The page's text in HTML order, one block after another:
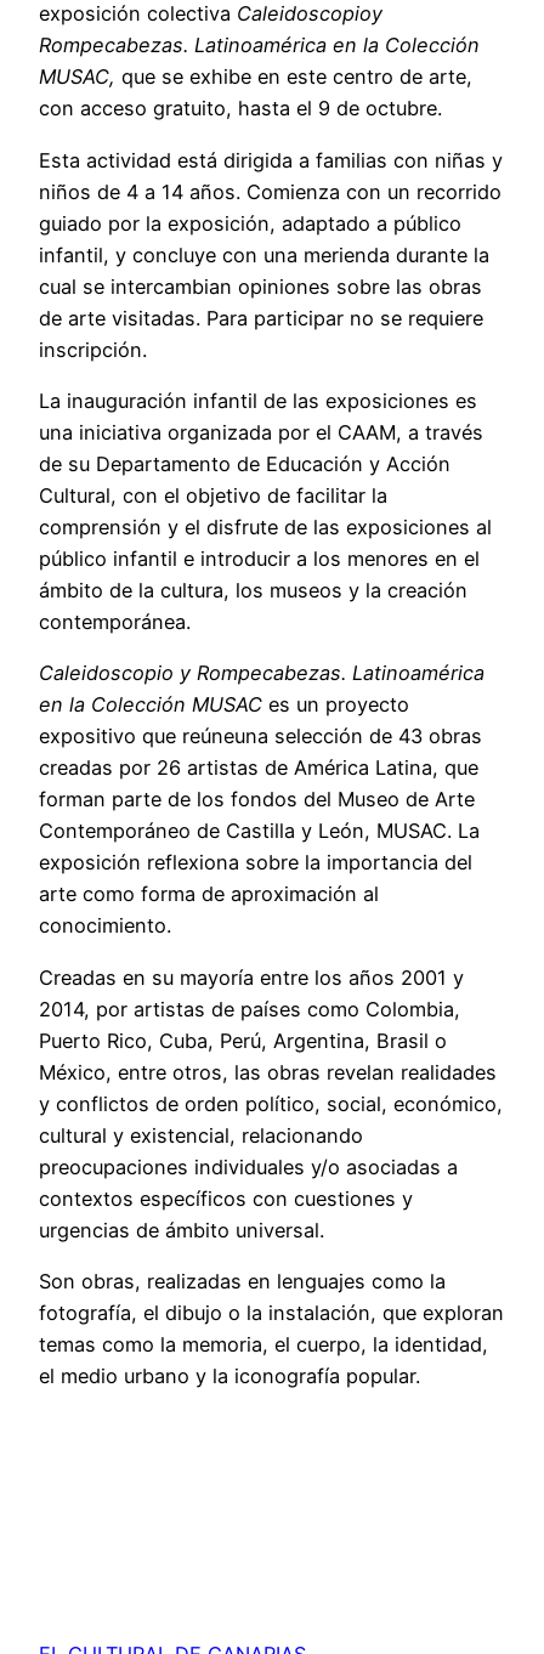
exposición colectiva Caleidoscopioy
Rompecabezas. Latinoamérica en la Colección
MUSAC, que se exhibe en este centro de arte,
con acceso gratuito, hasta el 9 de octubre.
Esta actividad está dirigida a familias con niñas y
niños de 4 a 14 años. Comienza con un recorrido
guiado por la exposición, adaptado a público
infantil, y concluye con una merienda durante la
cual se intercambian opiniones sobre las obras
de arte visitadas. Para participar no se requiere
inscripción.
La inauguración infantil de las exposiciones es
una iniciativa organizada por el CAAM, a través
de su Departamento de Educación y Acción
Cultural, con el objetivo de facilitar la
comprensión y el disfrute de las exposiciones al
público infantil e introducir a los menores en el
ámbito de la cultura, los museos y la creación
contemporánea.
Caleidoscopio y Rompecabezas. Latinoamérica
en la Colección MUSAC es un proyecto
expositivo que reúneuna selección de 43 obras
creadas por 26 artistas de América Latina, que
forman parte de los fondos del Museo de Arte
Contemporáneo de Castilla y León, MUSAC. La
exposición reflexiona sobre la importancia del
arte como forma de aproximación al
conocimiento.
Creadas en su mayoría entre los años 2001 y
2014, por artistas de países como Colombia,
Puerto Rico, Cuba, Perú, Argentina, Brasil o
México, entre otros, las obras revelan realidades
y conflictos de orden político, social, económico,
cultural y existencial, relacionando
preocupaciones individuales y/o asociadas a
contextos específicos con cuestiones y
urgencias de ámbito universal.
Son obras, realizadas en lenguajes como la
fotografía, el dibujo o la instalación, que exploran
temas como la memoria, el cuerpo, la identidad,
el medio urbano y la iconografía popular.